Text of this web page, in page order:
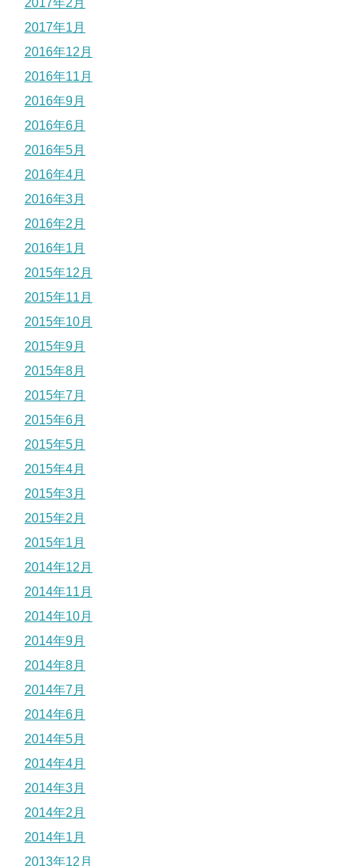
2017年2月
2017年1月
2016年12月
2016年11月
2016年9月
2016年6月
2016年5月
2016年4月
2016年3月
2016年2月
2016年1月
2015年12月
2015年11月
2015年10月
2015年9月
2015年8月
2015年7月
2015年6月
2015年5月
2015年4月
2015年3月
2015年2月
2015年1月
2014年12月
2014年11月
2014年10月
2014年9月
2014年8月
2014年7月
2014年6月
2014年5月
2014年4月
2014年3月
2014年2月
2014年1月
2013年12月